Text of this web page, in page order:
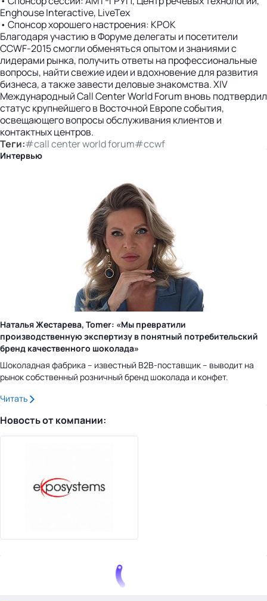
Enghouse Interactive, LiveTex
• Спонсор хорошего настроения: КРОК
Благодаря участию в Форуме делегаты и посетители
CCWF-2015 смогли обменяться опытом и знаниями с
лидерами рынка, получить ответы на профессиональные
вопросы, найти свежие идеи и вдохновение для развития
бизнеса, а также завести деловые знакомства. XIV
Международный Call Center World Forum вновь подтвердил
статус крупнейшего в Восточной Европе события,
освещающего вопросы обслуживания клиентов и
контактных центров.
Теги:#call center world forum#ccwf
Интервью
Наталья Жестарева, Tomer: «Мы превратили
производственную экспертизу в понятный потребительский
бренд качественного шоколада»
Шоколадная фабрика – известный B2B-поставщик – выводит на
рынок собственный розничный бренд шоколада и конфет.
Читать
Новость от компании: